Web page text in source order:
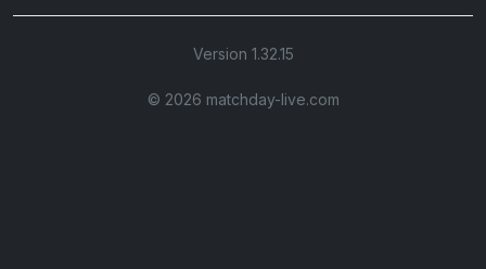
Version 1.32.15
©︎ 2026 matchday-live.com